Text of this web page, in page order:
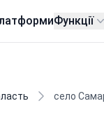
Функції
село